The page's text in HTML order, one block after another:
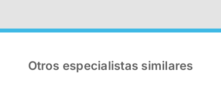
Otros especialistas similares